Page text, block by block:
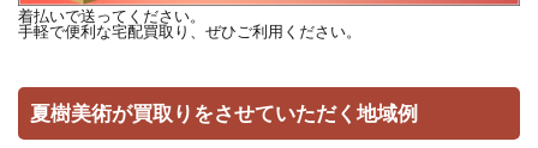
着払いで送ってください。
手軽で便利な宅配買取り、ぜひご利用ください。
夏樹美術が買取りをさせていただく地域例